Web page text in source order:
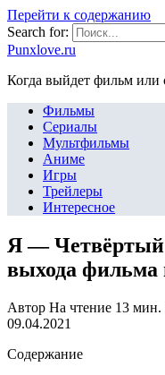
Перейти к содержанию
Search for:
Punxlove.ru
Когда выйдет фильм или
Фильмы
Сериалы
Мультфильмы
Аниме
Игры
Трейлеры
Интересное
Я —
выхода фильма
Автор На чтение 13 мин.
09.04.2021
Содержание